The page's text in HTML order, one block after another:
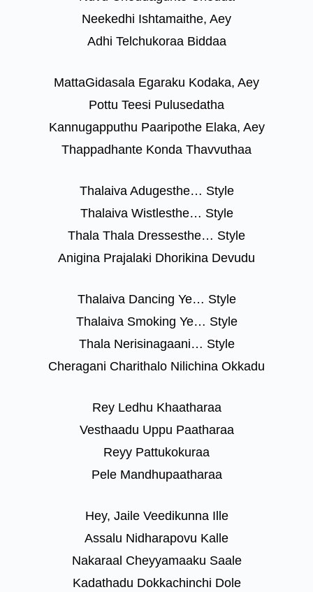
Neekedhi Ishtamaithe, Aey
Adhi Telchukoraa Biddaa
MattaGidasala Egaraku Kodaka, Aey
Pottu Teesi Pulusedatha
Kannugapputhu Paaripothe Elaka, Aey
Thappadhante Konda Thavvuthaa
Thalaiva Adugesthe… Style
Thalaiva Wistlesthe… Style
Thala Thala Dressesthe… Style
Anigina Prajalaki Dhorikina Devudu
Thalaiva Dancing Ye… Style
Thalaiva Smoking Ye… Style
Thala Nerisinagaani… Style
Cheragani Charithalo Nilichina Okkadu
Rey Ledhu Khaatharaa
Vesthaadu Uppu Paatharaa
Reyy Pattukokuraa
Pele Mandhupaatharaa
Hey, Jaile Veedikunna Ille
Assalu Nidharapovu Kalle
Nakaraal Cheyyamaaku Saale
Kadathadu Dokkachinchi Dole